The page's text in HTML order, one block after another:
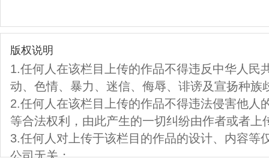
版权说明
1.任何人在该栏目上传的作品不得违反中华人民
动、色情、暴力、迷信、侮辱、诽谤及宣扬种族
2.任何人在该栏目上传的作品不得违法侵害他人
等合法权利，由此产生的一切纠纷由作者或者上
3.任何人对上传于该栏目的作品的设计、内容等